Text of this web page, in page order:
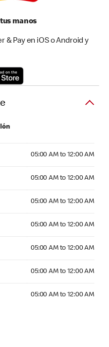
manos
& Pay en iOS o Android y
05:00 AM to 12:00 AM
05:00 AM to 12:00 AM
05:00 AM to 12:00 AM
05:00 AM to 12:00 AM
05:00 AM to 12:00 AM
05:00 AM to 12:00 AM
05:00 AM to 12:00 AM